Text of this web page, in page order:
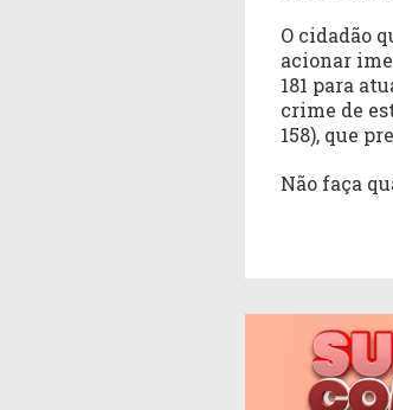
O cidadão
acionar
181 para
crime de
158), que
Não faça